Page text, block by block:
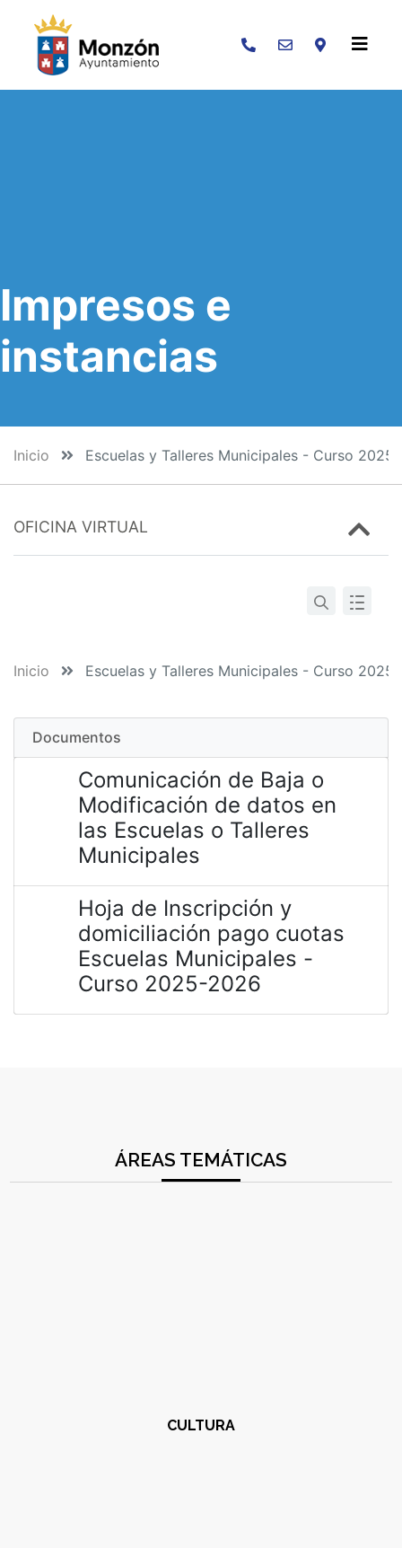
Buscar
Impresos e
instancias
Inicio Escuelas y Talleres Municipales - Curso
OFICINA VIRTUAL
Inicio Escuelas y Talleres Municipales - Curso
Documentos
Comunicación de Baja o
Modificación de datos en
las Escuelas o Talleres
Municipales
Hoja de Inscripción y
domiciliación pago cuotas
Escuelas Municipales -
Curso 2025-2026
ÁREAS TEMÁTICAS
CULTURA